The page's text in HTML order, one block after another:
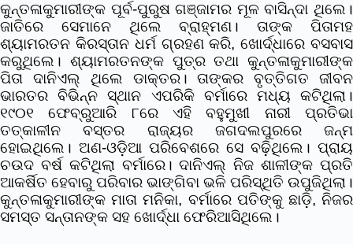
କୁନ୍ତଳାକୁମାରୀଙ୍କ ପୂର୍ବ-ପୁରୁଷ ଗଞ୍ଜାମର ମୂଳ ବାସିନ୍ଦା ଥିଲେ।
ଜାତିରେ ସେମାନେ ଥିଲେ ବ୍ରାହ୍ମଣ। ତାଙ୍କ ପିତାମହ
ଶ୍ୟାମରତନ କିରସ୍ତାନ ଧର୍ମ ଗ୍ରହଣ କରି, ଖୋର୍ଦ୍ଧାରେ ବସବାସ
କରୁଥିଲେ। ଶ୍ୟାମରତନଙ୍କ ପୁତ୍ର ତଥା କୁନ୍ତଳାକୁମାରୀଙ୍କ
ପିତା ଦାନିଏଲ୍‌ ଥିଲେ ଡାକ୍ତର। ତାଙ୍କର ବୃତ୍ତିଗତ ଜୀବନ
ଭାରତର ବିଭିନ୍ନ ସ୍ଥାନ ଏପରିକି ବର୍ମାରେ ମଧ୍ୟ କଟିଥିଲା।
୧୯୦୧ ଫେବ୍ରୁଆରି ୮ରେ ଏହି ବହୁମୁଖୀ ନାରୀ ପ୍ରତିଭା
ତତ୍‌କାଳୀନ ବସ୍ତର ରାଜ୍ୟର ଜଗଦଲପୁରରେ ଜନ୍ମ
ହୋଇଥିଲେ। ଅଣ-ଓଡ଼ିଆ ପରିବେଶରେ ସେ ବଢ଼ିଥିଲେ। ପ୍ରାୟ
ଚଉଦ ବର୍ଷ କଟିଥିଲା ବର୍ମାରେ। ଦାନିଏଲ୍‌ ନିଜ ଶାଳୀଙ୍କ ପ୍ରତି
ଆକର୍ଷିତ ହେବାରୁ ପରିବାର ଭାଙ୍ଗିବା ଭଳି ପରିସ୍ଥିତି ଉପୁଜିଥିଲା।
କୁନ୍ତଳାକୁମାରୀଙ୍କ ମାତା ମନିକା, ବର୍ମାରେ ପତିଙ୍କୁ ଛାଡ଼ି, ନିଜର
ସମସ୍ତ ସନ୍ତାନଙ୍କ ସହ ଖୋର୍ଦ୍ଧା ଫେରିଆସିଥିଲେ।